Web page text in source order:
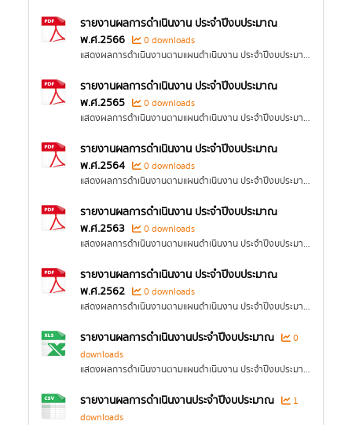
รายงานผลการดำเนินงาน ประจำปีงบประมาณ
พ.ศ.2566
0 downloads
แสดงผลการดำเนินงานตามแผนดำเนินงาน ประจำปีงบประมาณ พ.ศ. 2567 โดยมีรายละเอียดอย่างน้อยประกอบด้วย (1) ผลการดำเนินงานของแต่ละโครงการหรือกิจกรรม (2)...
รายงานผลการดำเนินงาน ประจำปีงบประมาณ
พ.ศ.2565
0 downloads
แสดงผลการดำเนินงานตามแผนดำเนินงาน ประจำปีงบประมาณ พ.ศ. 2566 โดยมีรายละเอียดอย่างน้อยประกอบด้วย (1) ผลการดำเนินงานของแต่ละโครงการหรือกิจกรรม (2)...
รายงานผลการดำเนินงาน ประจำปีงบประมาณ
พ.ศ.2564
0 downloads
แสดงผลการดำเนินงานตามแผนดำเนินงาน ประจำปีงบประมาณ พ.ศ. 2565 โดยมีรายละเอียดอย่างน้อยประกอบด้วย (1) ผลการดำเนินงานของแต่ละโครงการหรือกิจกรรม (2)...
รายงานผลการดำเนินงาน ประจำปีงบประมาณ
พ.ศ.2563
0 downloads
แสดงผลการดำเนินงานตามแผนดำเนินงาน ประจำปีงบประมาณ พ.ศ. 2564 โดยมีรายละเอียดอย่างน้อยประกอบด้วย (1) ผลการดำเนินงานของแต่ละโครงการหรือกิจกรรม (2)...
รายงานผลการดำเนินงาน ประจำปีงบประมาณ
พ.ศ.2562
0 downloads
แสดงผลการดำเนินงานตามแผนดำเนินงาน ประจำปีงบประมาณ พ.ศ. 2563 โดยมีรายละเอียดอย่างน้อยประกอบด้วย (1) ผลการดำเนินงานของแต่ละโครงการหรือกิจกรรม (2)...
รายงานผลการดำเนินงานประจำปีงบประมาณ
0
downloads
แสดงผลการดำเนินงานตามแผนดำเนินงาน ประจำปีงบประมาณ พ.ศ. 2563-2568 โดยมีรายละเอียดอย่างน้อยประกอบด้วย (1) ผลการดำเนินงานของแต่ละโครงการหรือกิจกรรม (2)...
รายงานผลการดำเนินงานประจำปีงบประมาณ
1
downloads